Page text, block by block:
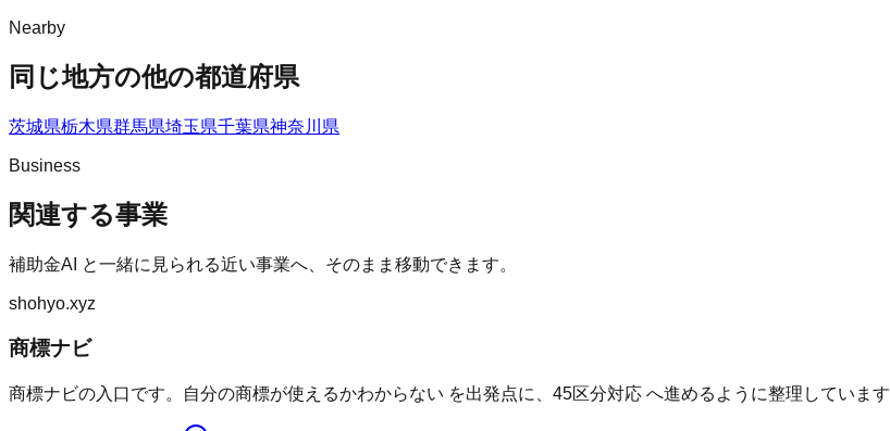
Nearby
同じ地方の他の都道府県
茨城県栃木県群馬県埼玉県千葉県神奈川県
Business
関連する事業
補助金AI と一緒に見られる近い事業へ、そのまま移動できます。
shohyo.xyz
商標ナビ
商標ナビの入口です。自分の商標が使えるかわからない を出発点に、45区分対応 へ進めるように整理しています